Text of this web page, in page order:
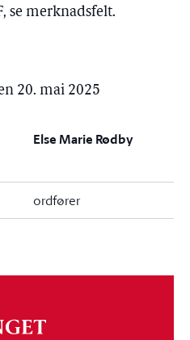
se merknadsfelt.
20. mai 2025
Else Marie Rødby
ordfører